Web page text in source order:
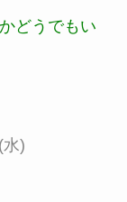
どうでもい
)